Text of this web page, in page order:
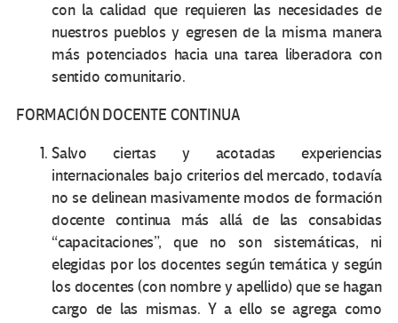
con la calidad que requieren las necesidades de
nuestros pueblos y egresen de la misma manera
más potenciados hacia una tarea liberadora con
sentido comunitario.
FORMACIÓN DOCENTE CONTINUA
Salvo ciertas y acotadas experiencias
internacionales bajo criterios del mercado, todavía
no se delinean masivamente modos de formación
docente continua más allá de las consabidas
“capacitaciones”, que no son sistemáticas, ni
elegidas por los docentes según temática y según
los docentes (con nombre y apellido) que se hagan
cargo de las mismas. Y a ello se agrega como